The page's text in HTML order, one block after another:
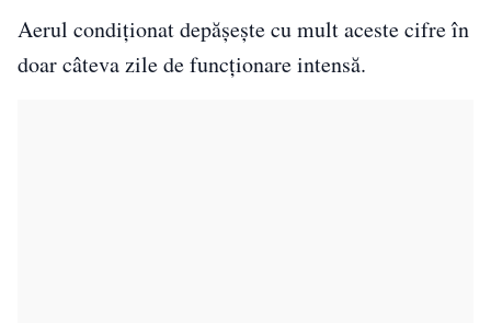
Aerul condiționat depășește cu mult aceste cifre în
doar câteva zile de funcționare intensă.